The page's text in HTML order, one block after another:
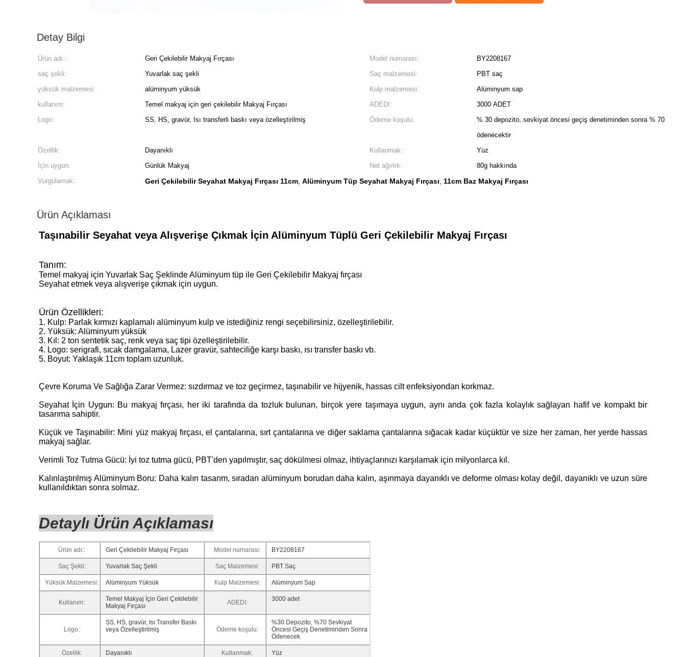
Detay Bilgi
Ürün adı:: Geri Çekilebilir Makyaj Fırçası Model numarası:
BY2208167
saç şekli:
Yuvarlak saç şekli Saç malzemesi:
PBT saç
yüksük malzemesi:
alüminyum yüksük Kulp malzemesi:
Alüminyum sap
kullanım:
Temel makyaj için geri çekilebilir Makyaj Fırçası ADEDI:
3000 ADET
Logo:
SS, HS, gravür, Isı transferli baskı veya özelleştirilmiş Ödeme koşulu:
% 30 depozito, sevkiyat öncesi geçiş denetiminden sonra % 70
ödenecektir
Özellik:
Dayanıklı Kullanmak:
Yüz
İçin uygun:
Günlük Makyaj Net ağırlık:
80g hakkında
Vurgulamak:
Geri Çekilebilir Seyahat Makyaj Fırçası 11cm, Alüminyum Tüp Seyahat Makyaj Fırçası, 11cm Baz Makyaj Fırçası
Ürün Açıklaması
Taşınabilir Seyahat veya Alışverişe Çıkmak İçin Alüminyum Tüplü Geri Çekilebilir Makyaj Fırçası
Tanım:
Temel makyaj için Yuvarlak Saç Şeklinde Alüminyum tüp ile Geri Çekilebilir Makyaj fırçası
Seyahat etmek veya alışverişe çıkmak için uygun.
Ürün Özellikleri:
1. Kulp: Parlak kırmızı kaplamalı alüminyum kulp ve istediğiniz rengi seçebilirsiniz, özelleştirilebilir.
2. Yüksük: Alüminyum yüksük
3. Kıl: 2 ton sentetik saç, renk veya saç tipi özelleştirilebilir.
4. Logo: serigrafi, sıcak damgalama, Lazer gravür, sahteciliğe karşı baskı, ısı transfer baskı vb.
5. Boyut: Yaklaşık 11cm toplam uzunluk.
Çevre Koruma Ve Sağlığa Zarar Vermez: sızdırmaz ve toz geçirmez, taşınabilir ve hijyenik, hassas cilt enfeksiyondan korkmaz.
Seyahat İçin Uygun: Bu makyaj fırçası, her iki tarafında da tozluk bulunan, birçok yere taşımaya uygun, aynı anda çok fazla kolaylık sağlayan hafif ve kompakt bir
tasarıma sahiptir.
Küçük ve Taşınabilir: Mini yüz makyaj fırçası, el çantalarına, sırt çantalarına ve diğer saklama çantalarına sığacak kadar küçüktür ve size her zaman, her yerde hassas
makyaj sağlar.
Verimli Toz Tutma Gücü: İyi toz tutma gücü, PBT'den yapılmıştır, saç dökülmesi olmaz, ihtiyaçlarınızı karşılamak için milyonlarca kıl.
Kalınlaştırılmış Alüminyum Boru: Daha kalın tasarım, sıradan alüminyum borudan daha kalın, aşınmaya dayanıklı ve deforme olması kolay değil, dayanıklı ve uzun süre
kullanıldıktan sonra solmaz.
Detaylı Ürün Açıklaması
Ürün adı:: Geri Çekilebilir Makyaj Fırçası Model numarası: BY2208167
Saç Şekli: Yuvarlak Saç Şekli Saç Malzemesi: PBT Saç
Yüksük Malzemesi: Alüminyum Yüksük Kulp Malzemesi: Alüminyum Sap
Kullanım:
Temel Makyaj İçin Geri Çekilebilir
Makyaj Fırçası
ADEDI: 3000 adet
Logo:
SS, HS, gravür, Isı Transfer Baskı
veya Özelleştirilmiş
Ödeme koşulu:
%30 Depozito, %70 Sevkiyat
Öncesi Geçiş Denetiminden Sonra
Ödenecek
Özellik: Dayanıklı Kullanmak: Yüz